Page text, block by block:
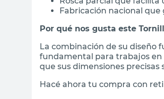
Fabricación nacional
Por qué nos gusta este
La combinación de su diseño
fundamental para trabajos
que sus dimensiones
Hacé ahora tu compra con